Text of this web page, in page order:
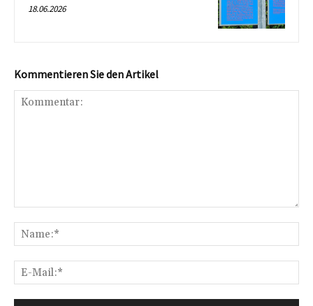
18.06.2026
Kommentieren Sie den Artikel